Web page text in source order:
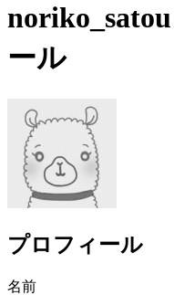
noriko_satou
ール
プロフィール
名前